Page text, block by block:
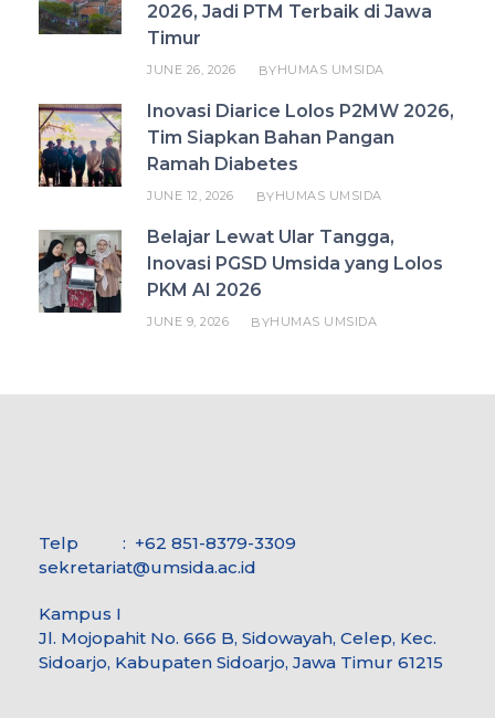
2026, Jadi PTM Terbaik di Jawa
Timur
JUNE 26, 2026 BYHUMAS UMSIDA
Inovasi Diarice Lolos P2MW 2026,
Tim Siapkan Bahan Pangan
Ramah Diabetes
JUNE 12, 2026 BYHUMAS UMSIDA
Belajar Lewat Ular Tangga,
Inovasi PGSD Umsida yang Lolos
PKM AI 2026
JUNE 9, 2026 BYHUMAS UMSIDA
Telp : +62 851-8379-3309
sekretariat@umsida.ac.id
Kampus I
Jl. Mojopahit No. 666 B, Sidowayah, Celep, Kec.
Sidoarjo, Kabupaten Sidoarjo, Jawa Timur 61215